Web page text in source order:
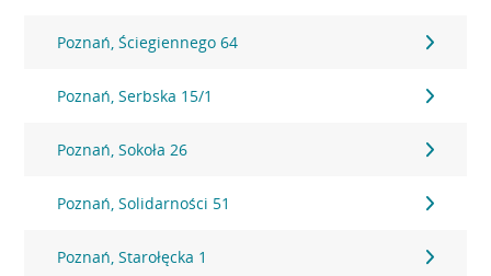
Poznań, Ściegiennego 64
Poznań, Serbska 15/1
Poznań, Sokoła 26
Poznań, Solidarności 51
Poznań, Starołęcka 1